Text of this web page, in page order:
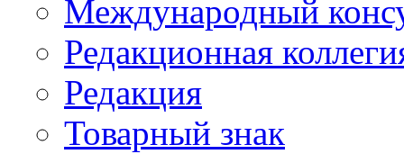
Международный
Редакционная
Редакция
Товарный знак